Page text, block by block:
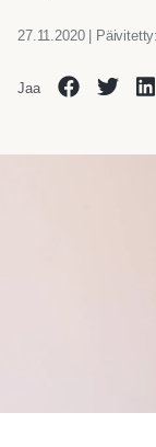
27.11.2020 |
Jaa